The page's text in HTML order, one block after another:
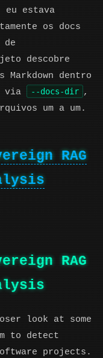
eu estava
os docs
de
descobre
Markdown dentro
via
--docs-dir ,
um a um.
RAG
RAG
look at some
to detect
projects.